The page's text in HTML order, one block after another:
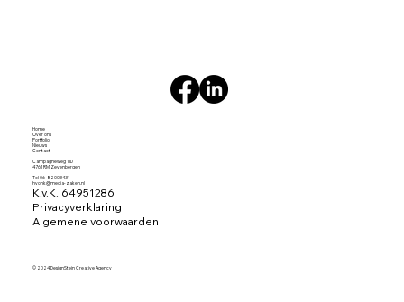
© 2024 DesignStein Creative Agency
Campagneweg 11D
4761 RM Zevenbergen
Tel 06-82003431
hvonk@media-zaken.nl
K.v.K. 64951286
Privacyverklaring
Algemene voorwaarden
Home
Over ons
Portfolio
Nieuws
Contact